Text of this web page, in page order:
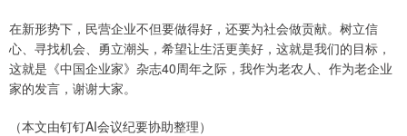
在新形势下，民营企业不但要做得好，还要为社会做贡献。树立信
心、寻找机会、勇立潮头，希望让生活更美好，这就是我们的目标，
这就是《中国企业家》杂志40周年之际，我作为老农人、作为老企业
家的发言，谢谢大家。
（本文由钉钉AI会议纪要协助整理）